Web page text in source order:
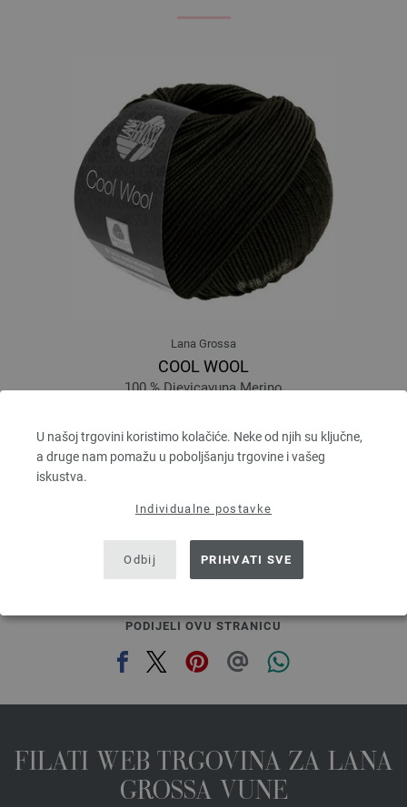
U našoj trgovini koristimo kolačiće. Neke od njih su ključne,
a druge nam pomažu u poboljšanju trgovine i vašeg
iskustva.
Individualne postavke
Odbij PRIHVATI SVE
Lana Grossa
COOL WOOL
100 % Djevicavuna Merino
Većina igle: 3 - 3,5
6,37 $
bez PDV-a, dodatno troškovi za dostavu, Osnovna cijena:
prev next
PODIJELI OVU STRANICU
FILATI WEB TRGOVINA ZA LANA
GROSSA VUNE